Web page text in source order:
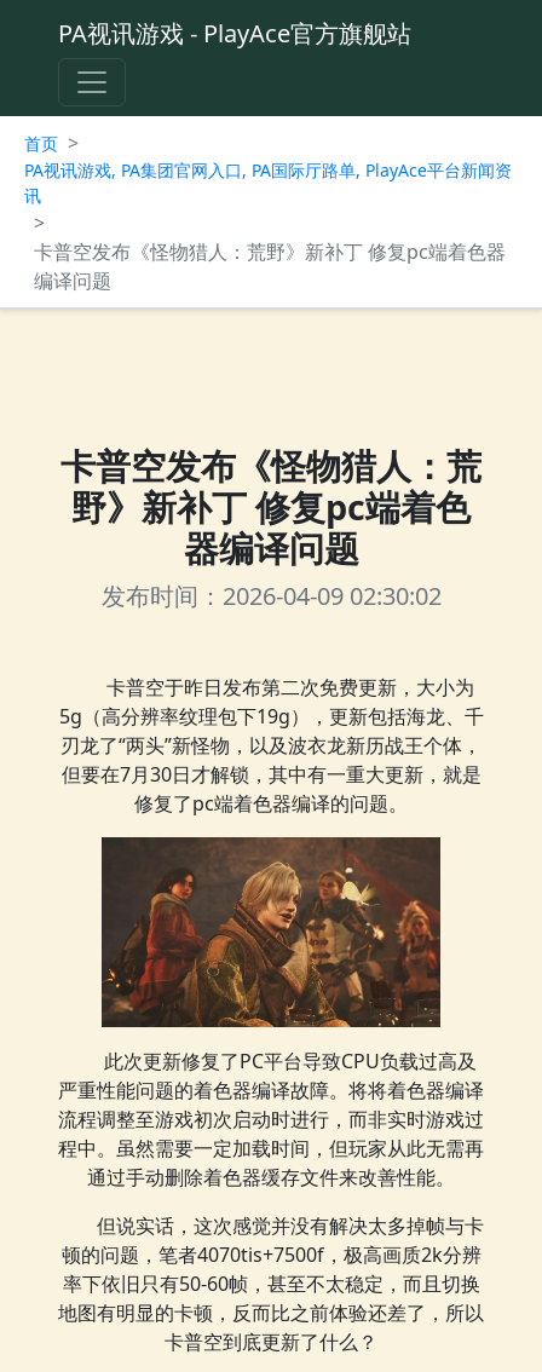
PA视讯游戏 - PlayAce官方旗舰站
首页 >
PA视讯游戏, PA集团官网入口, PA国际厅路单, PlayAce平台新闻资
讯
>
卡普空发布《怪物猎人：荒野》新补丁 修复pc端着色器
编译问题
卡普空发布《怪物猎人：荒
野》新补丁 修复pc端着色
器编译问题
发布时间：2026-04-09 02:30:02
卡普空于昨日发布第二次免费更新，大小为
5g（高分辨率纹理包下19g），更新包括海龙、千
刃龙了“两头”新怪物，以及波衣龙新历战王个体，
但要在7月30日才解锁，其中有一重大更新，就是
修复了pc端着色器编译的问题。
此次更新修复了PC平台导致CPU负载过高及
严重性能问题的着色器编译故障。将将着色器编译
流程调整至游戏初次启动时进行，而非实时游戏过
程中。虽然需要一定加载时间，但玩家从此无需再
通过手动删除着色器缓存文件来改善性能。
但说实话，这次感觉并没有解决太多掉帧与卡
顿的问题，笔者4070tis+7500f，极高画质2k分辨
率下依旧只有50-60帧，甚至不太稳定，而且切换
地图有明显的卡顿，反而比之前体验还差了，所以
卡普空到底更新了什么？